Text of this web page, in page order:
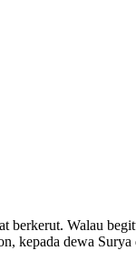
Walau
kepada dewa